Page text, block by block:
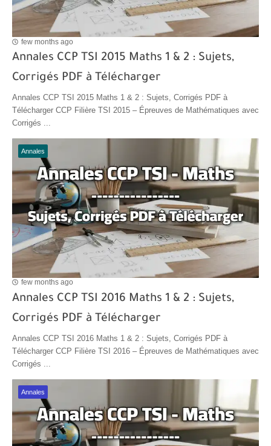
few months ago
Annales CCP TSI 2015 Maths 1 & 2 : Sujets,
Corrigés PDF à Télécharger
Annales CCP TSI 2015 Maths 1 & 2 : Sujets, Corrigés PDF à
Télécharger CCP Filière TSI 2015 – Épreuves de Mathématiques avec
Corrigés ...
Annales
few months ago
Annales CCP TSI 2016 Maths 1 & 2 : Sujets,
Corrigés PDF à Télécharger
Annales CCP TSI 2016 Maths 1 & 2 : Sujets, Corrigés PDF à
Télécharger CCP Filière TSI 2016 – Épreuves de Mathématiques avec
Corrigés ...
Annales